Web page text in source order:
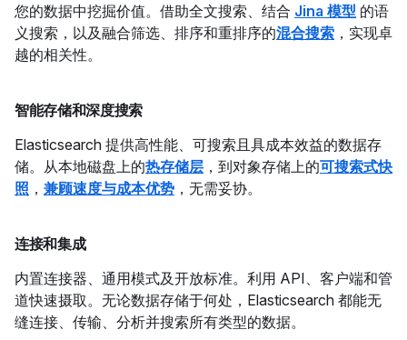
您的数据中挖掘价值。借助全文搜索、结合 Jina 模型 的语
义搜索，以及融合筛选、排序和重排序的混合搜索 ，实现卓
越的相关性。
智能存储和深度搜索
Elasticsearch 提供高性能、可搜索且具成本效益的数据存
储。从本地磁盘上的热存储层 ，到对象存储上的可搜索式快
照 ， 兼顾速度与成本优势 ，无需妥协。
连接和集成
内置连接器、通用模式及开放标准。利用 API、客户端和管
道快速摄取。无论数据存储于何处，Elasticsearch 都能无
缝连接、传输、分析并搜索所有类型的数据。